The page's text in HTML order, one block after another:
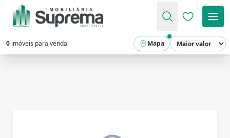
Favoritos
0 imóveis para venda Mapa